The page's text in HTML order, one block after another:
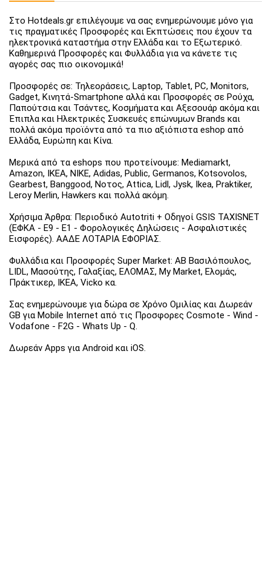
Στο Hotdeals.gr επιλέγουμε να σας ενημερώνουμε μόνο για
τις πραγματικές Προσφορές και Εκπτώσεις που έχουν τα
ηλεκτρονικά καταστήμα στην Ελλάδα και το Εξωτερικό.
Καθημερινά Προσφορές και Φυλλάδια για να κάνετε τις
αγορές σας πιο οικονομικά!
Προσφορές σε: Τηλεοράσεις, Laptop, Tablet, PC, Monitors,
Gadget, Κινητά-Smartphone αλλά και Προσφορές σε Ρούχα,
Παπούτσια και Τσάντες, Κοσμήματα και Αξεσουάρ ακόμα και
Έπιπλα και Ηλεκτρικές Συσκευές επώνυμων Brands και
πολλά ακόμα προϊόντα από τα πιο αξιόπιστα eshop από
Ελλάδα, Ευρώπη και Κίνα.
Μερικά από τα eshops που προτείνουμε: Mediamarkt,
Amazon, IKEA, NIKE, Adidas, Public, Germanos, Kotsovolos,
Gearbest, Banggood, Νοτος, Attica, Lidl, Jysk, Ikea, Praktiker,
Leroy Merlin, Hawkers και πολλά ακόμη.
Χρήσιμα Άρθρα: Περιοδικό Autotriti + Οδηγοί GSIS TAXISNET
(ΕΦΚΑ - Ε9 - Ε1 - Φορολογικές Δηλώσεις - Ασφαλιστικές
Εισφορές). ΑΑΔΕ ΛΟΤΑΡΙΑ ΕΦΟΡΙΑΣ.
Φυλλάδια και Προσφορές Super Market: ΑΒ Βασιλόπουλος,
LIDL, Μασούτης, Γαλαξίας, ΕΛΟΜΑΣ, My Market, Ελομάς,
Πράκτικερ, ΙΚΕΑ, Vicko κα.
Σας ενημερώνουμε για δώρα σε Χρόνο Ομιλίας και Δωρεάν
GB για Mobile Internet από τις Προσφορες Cosmote - Wind -
Vodafone - F2G - Whats Up - Q.
Δωρεάν Apps για Android και iOS.